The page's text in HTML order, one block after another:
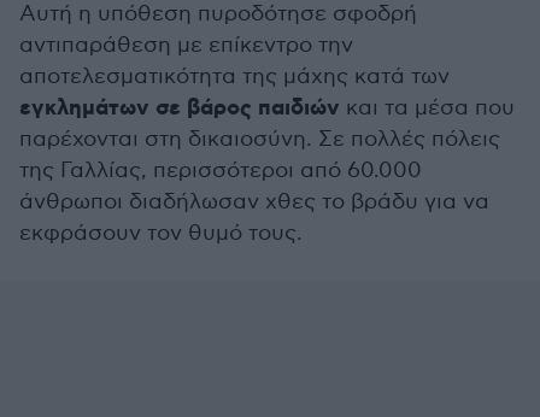
Αυτή η υπόθεση πυροδότησε σφοδρή
αντιπαράθεση με επίκεντρο την
αποτελεσματικότητα της μάχης κατά των
εγκλημάτων σε βάρος παιδιών και τα μέσα που
παρέχονται στη δικαιοσύνη. Σε πολλές πόλεις
της Γαλλίας, περισσότεροι από 60.000
άνθρωποι διαδήλωσαν χθες το βράδυ για να
εκφράσουν τον θυμό τους.